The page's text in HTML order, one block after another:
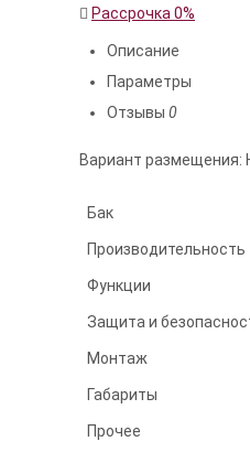
Рассрочка 0%
Описание
Параметры
Отзывы 0
Вариант
Бак
Производительность
Функции
Защита и
Монтаж
Габариты
Прочее